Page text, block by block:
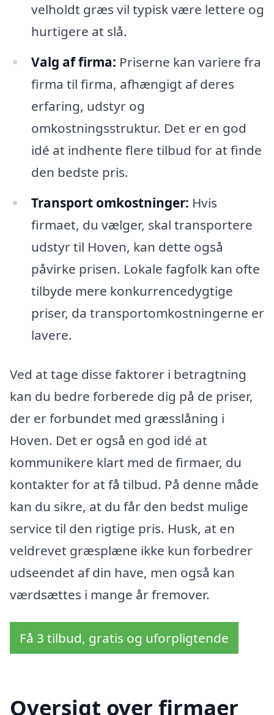
velholdt græs vil typisk være lettere og
hurtigere at slå.
Valg af firma: Priserne kan variere fra
firma til firma, afhængigt af deres
erfaring, udstyr og
omkostningsstruktur. Det er en god
idé at indhente flere tilbud for at finde
den bedste pris.
Transport omkostninger: Hvis
firmaet, du vælger, skal transportere
udstyr til Hoven, kan dette også
påvirke prisen. Lokale fagfolk kan ofte
tilbyde mere konkurrencedygtige
priser, da transportomkostningerne er
lavere.
Ved at tage disse faktorer i betragtning
kan du bedre forberede dig på de priser,
der er forbundet med græsslåning i
Hoven. Det er også en god idé at
kommunikere klart med de firmaer, du
kontakter for at få tilbud. På denne måde
kan du sikre, at du får den bedst mulige
service til den rigtige pris. Husk, at en
veldrevet græsplæne ikke kun forbedrer
udseendet af din have, men også kan
værdsættes i mange år fremover.
Få 3 tilbud, gratis og uforpligtende
Oversigt over firmaer